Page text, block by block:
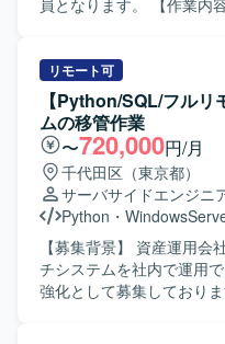
機会が大きいポジションです。 【開発環境】
FastAPI、Flask、LLM、
Azure、AKS、Foundry、
開発を行っております。
員となります。 【作業内容】 ・StepFunctionsベースの既
の処理フローを整理し、
ます。 ・Youtubeの既存
新バッチの設計および開発を行いま
・既存システムの構造を
できる方を求めておりま
関する知見を活かし、周
る方を求めております。 【ポジションの魅力】 ・ライブ配
信事業におけるデータ基
ができます。 ・k8sコン
データ基盤技術に関わる経
発環境】 ・Python ・dbt
リモート可
【Python/SQL/フル
ムの移管作業
〜720,000円/月
千代田区（東京都）
サーバサイドエンジニ
Python ・
【募集背景】 資産運用会
チシステムを社内で運用
強化として募集しております。 【作業内容】 既存